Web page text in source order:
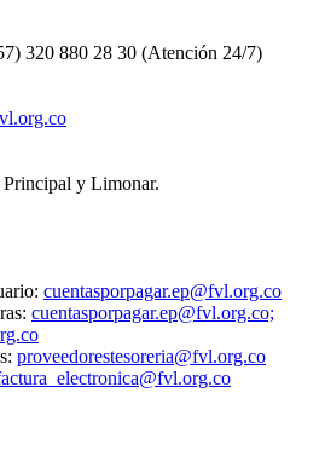
320 880 28 30 (Atención 24/7)
Principal y Limonar.
cuentasporpagar.ep@fvl.org.co
cuentasporpagar.ep@fvl.org.co;
proveedorestesoreria@fvl.org.co